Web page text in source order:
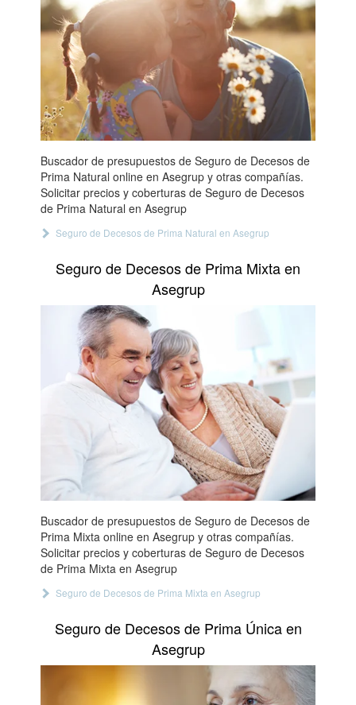
Buscador de presupuestos de Seguro de Decesos de
Prima Natural online en Asegrup y otras compañías.
Solicitar precios y coberturas de Seguro de Decesos
de Prima Natural en Asegrup
Seguro de Decesos de Prima Natural en Asegrup
Seguro de Decesos de Prima Mixta en
Asegrup
Buscador de presupuestos de Seguro de Decesos de
Prima Mixta online en Asegrup y otras compañías.
Solicitar precios y coberturas de Seguro de Decesos
de Prima Mixta en Asegrup
Seguro de Decesos de Prima Mixta en Asegrup
Seguro de Decesos de Prima Única en
Asegrup